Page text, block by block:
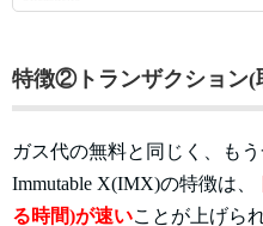
特徴②トランザクション(
ガス代の無料と同じく、も
Immutable X(IMX)の特徴は、
る時間)が速いことが上げら